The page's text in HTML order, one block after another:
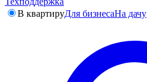
В квартируДля бизнесаНа дачу